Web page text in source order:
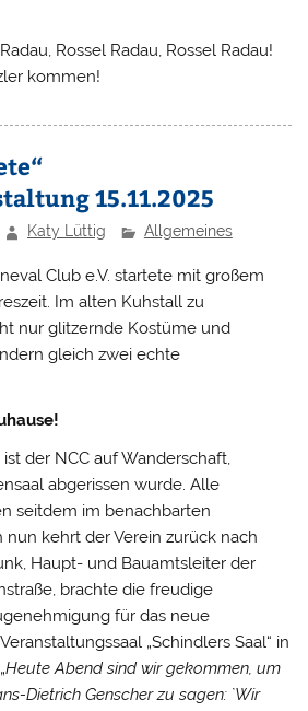
Rossel Radau, Rossel Radau!
kommen!
15.11.2025
Katy Lüttig Allgemeines
Club e.V. startete mit großem
Im alten Kuhstall zu
nur glitzernde Kostüme und
gleich zwei echte
der NCC auf Wanderschaft,
abgerissen wurde. Alle
seitdem im benachbarten
kehrt der Verein zurück nach
Haupt- und Bauamtsleiter der
brachte die freudige
für das neue
„Schindlers Saal“ in
Heute Abend sind wir gekommen, um
Dietrich Genscher zu sagen: `Wir